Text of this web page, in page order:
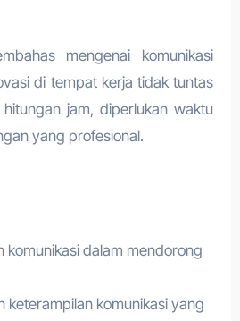
mengenai komunikasi
di tempat kerja tidak tuntas
jam, diperlukan waktu
yang profesional.
komunikasi dalam mendorong
keterampilan komunikasi yang